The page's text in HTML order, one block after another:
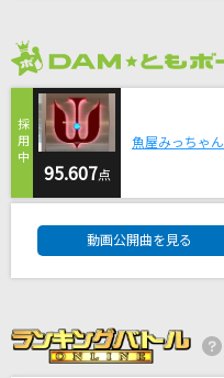
B'z
虹を待つ人
BUMP OF CHICKEN
SPECIALZ
95.607点
魚屋みっちゃん
動画公開曲を見る